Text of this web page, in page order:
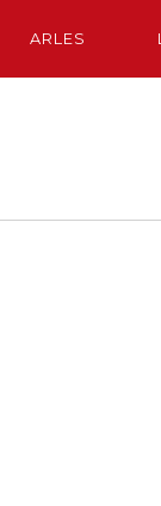
ARLES